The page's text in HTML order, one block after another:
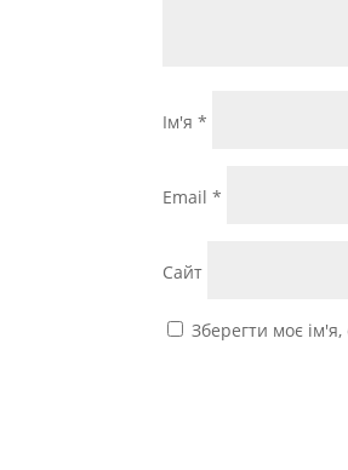
Ім'я*
Email*
Сайт
Зберегти моє